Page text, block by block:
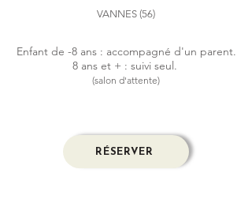
VANNES (56)
Enfant de -8 ans : accompagné d'un parent.
8 ans et + : suivi seul.
(salon d'attente)
RÉSERVER